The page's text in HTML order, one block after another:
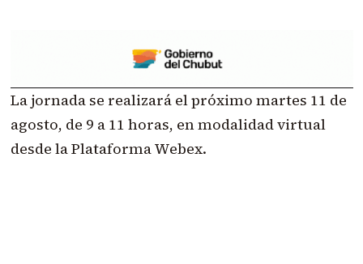
La jornada se realizará el próximo martes 11 de
agosto, de 9 a 11 horas, en modalidad virtual
desde la Plataforma Webex.